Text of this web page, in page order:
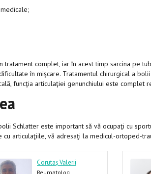
tratament complet, iar în acest timp sarcina pe
în mişcare. Tratamentul chirurgical a
funcţia articulaţiei genunchiului este complet
Schlatter este important să vă ocupaţi cu
articulaţiile, vă adresaţi la medicul-ortoped-
Corutaș Valerii
Reumatolog